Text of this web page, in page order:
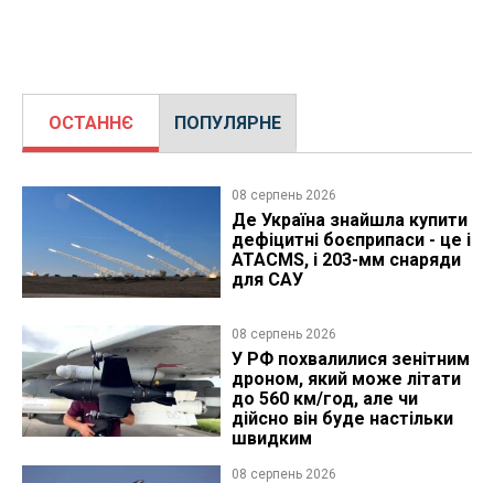
ОСТАННЄ ПОПУЛЯРНЕ
08 серпень 2026
Де Україна знайшла купити
дефіцитні боєприпаси - це і
ATACMS, і 203-мм снаряди
для САУ
08 серпень 2026
У РФ похвалилися зенітним
дроном, який може літати
до 560 км/год, але чи
дійсно він буде настільки
швидким
08 серпень 2026